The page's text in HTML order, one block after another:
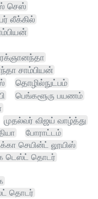
செஸ்
லீக்கில்
சாம்பியன்
தொழில்நுட்பம்
பெங்களூரு பயணம்
முதல்வர் விஜய் வாழ்த்து
போராட்டம்
செயின்ட் லூயிஸ்
டெஸ்ட் தொடர்
தொடர்